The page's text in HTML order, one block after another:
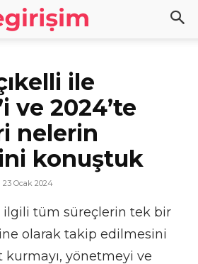
ile
ve 2024’te
nelerin
konuştuk
23 Ocak 2024
ilgili tüm süreçlerin tek bir
olarak takip edilmesini
kurmayı, yönetmeyi ve